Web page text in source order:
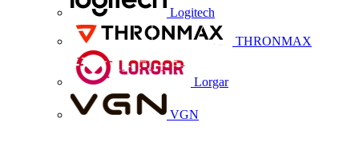
Logitech
THRONMAX
Lorgar
VGN